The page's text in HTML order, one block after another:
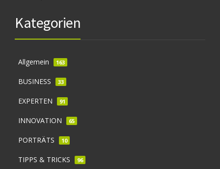
Kategorien
Allgemein 163
BUSINESS 33
EXPERTEN 91
INNOVATION 65
PORTRÄTS 10
TIPPS & TRICKS 96